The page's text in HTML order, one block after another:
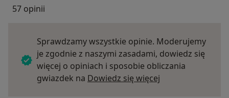
57 opinii
Sprawdzamy wszystkie opinie. Moderujemy
je zgodnie z naszymi zasadami, dowiedz się
więcej o opiniach i sposobie obliczania
gwiazdek na Dowiedz się więcej